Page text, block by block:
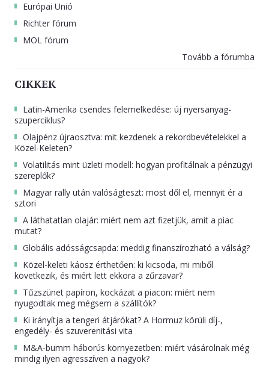
Európai Unió
Richter fórum
MOL fórum
Tovább a fórumba
CIKKEK
Latin-Amerika csendes felemelkedése: új nyersanyag-
szuperciklus?
Olajpénz újraosztva: mit kezdenek a rekordbevételekkel a
Közel-Keleten?
Volatilitás mint üzleti modell: hogyan profitálnak a pénzügyi
szereplők?
Magyar rally után valóságteszt: most dől el, mennyit ér a
sztori
A láthatatlan olajár: miért nem azt fizetjük, amit a piac
mutat?
Globális adósságcsapda: meddig finanszírozható a válság?
Közel-keleti káosz érthetően: ki kicsoda, mi miből
következik, és miért lett ekkora a zűrzavar?
Tűzszünet papíron, kockázat a piacon: miért nem
nyugodtak meg mégsem a szállítók?
Ki irányítja a tengeri átjárókat? A Hormuz körüli díj-,
engedély- és szuverenitási vita
M&A-bumm háborús környezetben: miért vásárolnak még
mindig ilyen agresszíven a nagyok?